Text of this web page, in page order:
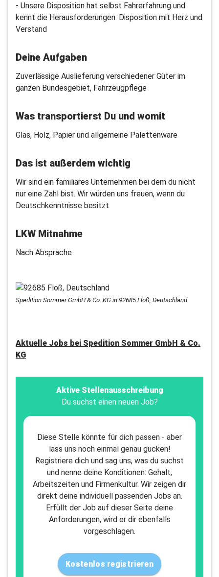
- Unsere Disposition hat selbst Fahrerfahrung und
kennt die Herausforderungen: Disposition mit Herz und
Verstand
Deine Aufgaben
Zuverlässige Auslieferung verschiedener Güter im
ganzen Bundesgebiet, Fahrzeugpflege
Was transportierst Du und womit
Glas, Holz, Papier und allgemeine Palettenware
Das ist außerdem wichtig
Wir sind ein familiäres Unternehmen bei dem du nicht
nur eine Zahl bist. Wir würden uns freuen, wenn du
Deutschkenntnisse besitzt
LKW Mitnahme
Nach Absprache
Spedition Sommer GmbH & Co. KG in 92685 Floß, Deutschland
Aktuelle Jobs bei Spedition Sommer GmbH & Co.
KG
Aktive Stellenausschreibung
Du suchst einen neuen Job?
Diese Stelle könnte für dich passen - aber
lass uns noch einmal genau gucken!
Registriere dich und sag uns, was du suchst
und nenne deine Konditionen: Gehalt,
Arbeitszeiten und Firmenkultur. Wir zeigen dir
direkt deine individuell passenden Jobs an.
Erfüllt der Job auf dieser Seite deine
Anforderungen, wird er dir ebenfalls
vorgeschlagen.
Kostenlos registrieren